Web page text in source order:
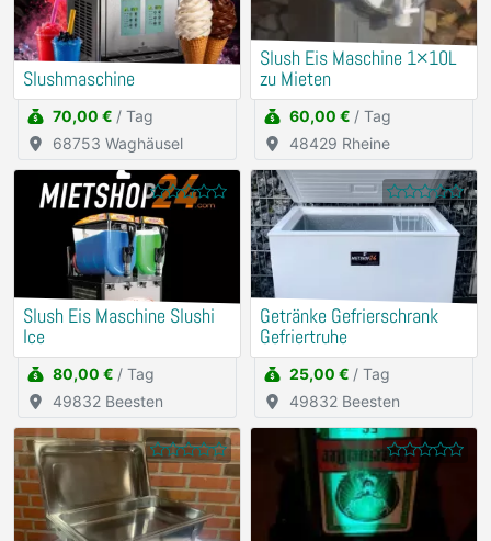
Slushmaschine
70,00 € / Tag
68753 Waghäusel
Slush Eis Maschine 1×10L
zu Mieten
60,00 € / Tag
48429 Rheine
Slush Eis Maschine Slushi
Ice
80,00 € / Tag
49832 Beesten
Getränke Gefrierschrank
Gefriertruhe
25,00 € / Tag
49832 Beesten